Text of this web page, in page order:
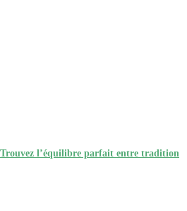
l’équilibre parfait entre tradition